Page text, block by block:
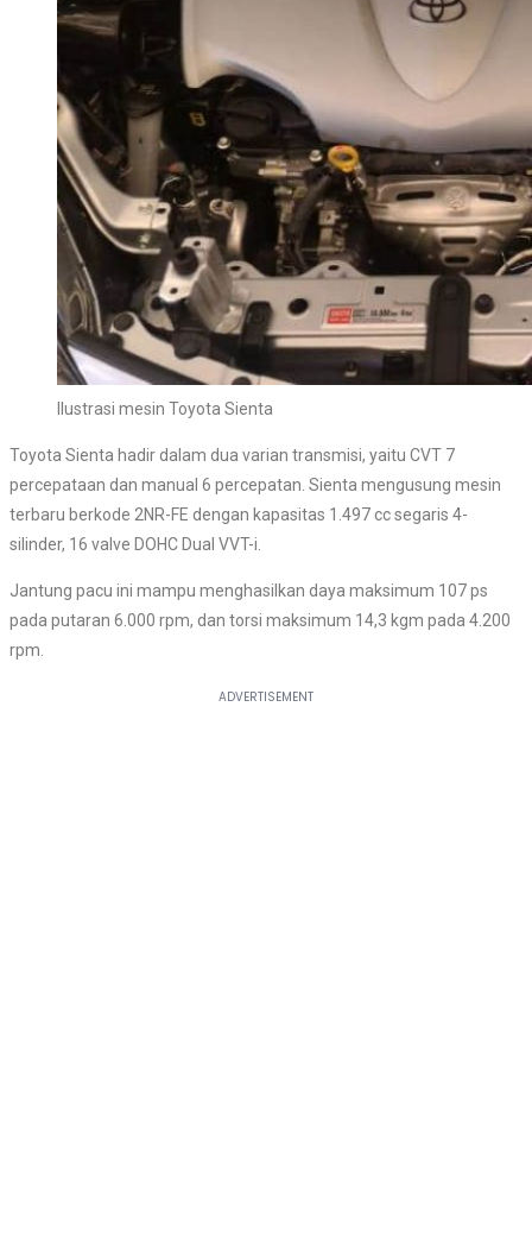
Ilustrasi mesin Toyota Sienta
Toyota Sienta hadir dalam dua varian transmisi, yaitu CVT 7
percepataan dan manual 6 percepatan. Sienta mengusung mesin
terbaru berkode 2NR-FE dengan kapasitas 1.497 cc segaris 4-
silinder, 16 valve DOHC Dual VVT-i.
Jantung pacu ini mampu menghasilkan daya maksimum 107 ps
pada putaran 6.000 rpm, dan torsi maksimum 14,3 kgm pada 4.200
rpm.